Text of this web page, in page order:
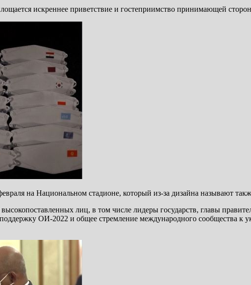
искреннее приветствие и гостеприимство принимающей
на Национальном стадионе, который из-за дизайна называют
лиц, в том числе лидеры государств, главы
ОИ-2022 и общее стремление международного сообщества к